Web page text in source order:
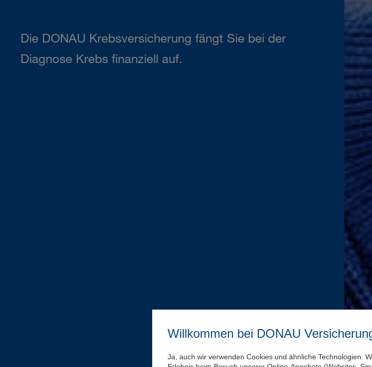
Willkommen bei DONAU
Ja, auch wir verwenden Cookies und ähnliche Technologien.
Die DONAU Krebsversicherung fängt Sie bei der
Diagnose Krebs finanziell auf.